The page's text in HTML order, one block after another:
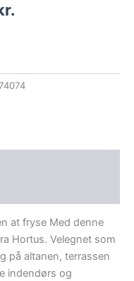
at fryse Med denne
Hortus. Velegnet som
på altanen, terrassen
indendørs og